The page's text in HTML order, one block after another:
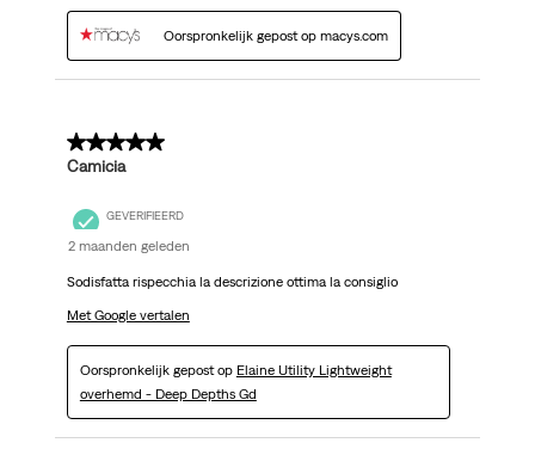
Oorspronkelijk gepost op macys.com
5 van 5 sterren.
Camicia
GEVERIFIEERD
2 maanden geleden
Sodisfatta rispecchia la descrizione ottima la consiglio
Met Google vertalen
Oorspronkelijk gepost op Elaine Utility Lightweight
overhemd - Deep Depths Gd